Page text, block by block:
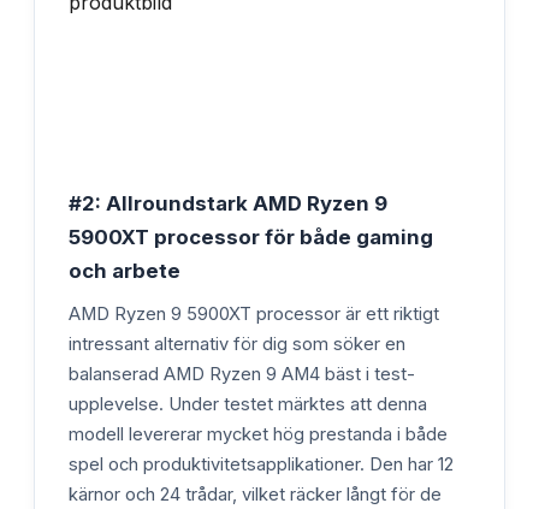
#2: Allroundstark AMD Ryzen 9
5900XT processor för både gaming
och arbete
AMD Ryzen 9 5900XT processor är ett riktigt
intressant alternativ för dig som söker en
balanserad AMD Ryzen 9 AM4 bäst i test-
upplevelse. Under testet märktes att denna
modell levererar mycket hög prestanda i både
spel och produktivitetsapplikationer. Den har 12
kärnor och 24 trådar, vilket räcker långt för de